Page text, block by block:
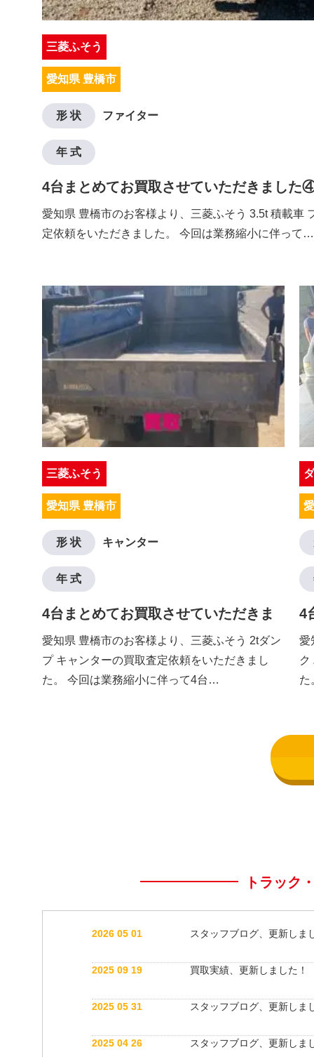
三菱ふそう
愛知県 豊橋市
形 状 ファイター
年 式
4台まとめてお買取させていただきました
愛知県 豊橋市のお客様より、三菱ふそう 3.5t 積載車
定依頼をいただきました。 今回は業務縮小に伴って…
三菱ふそう
愛知県 豊橋市
形 状 キャンター
年 式
4台まとめてお買取させていただきま
した③
愛知県 豊橋市のお客様より、三菱ふそう 2tダン
プ キャンターの買取査定依頼をいただきまし
た。 今回は業務縮小に伴って4台…
4
愛
ク
た
トラック
2026 05 01 スタッフブログ、更新しま
2025 09 19 買取実績、更新しました！
2025 05 31 スタッフブログ、更新しま
2025 04 26 スタッフブログ、更新しま